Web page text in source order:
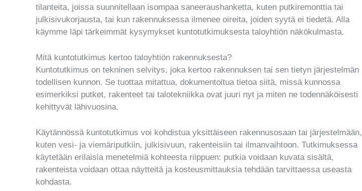
tilanteita, joissa suunnitellaan isompaa saneeraushanketta, kuten putkiremonttia tai
julkisivukorjausta, tai kun rakennuksessa ilmenee oireita, joiden syytä ei tiedetä. Alla
käymme läpi tärkeimmät kysymykset kuntotutkimuksesta taloyhtiön näkökulmasta.
Mitä kuntotutkimus kertoo taloyhtiön rakennuksesta?
Kuntotutkimus on tekninen selvitys, joka kertoo rakennuksen tai sen tietyn järjestelmän
todellisen kunnon. Se tuottaa mitattua, dokumentoitua tietoa siitä, missä kunnossa
esimerkiksi putket, rakenteet tai talotekniikka ovat juuri nyt ja miten ne todennäköisesti
kehittyvät lähivuosina.
Käytännössä kuntotutkimus voi kohdistua yksittäiseen rakennusosaan tai järjestelmään,
kuten vesi- ja viemäriputkiin, julkisivuun, rakenteisiin tai ilmanvaihtoon. Tutkimuksessa
käytetään erilaisia menetelmiä kohteesta riippuen: putkia voidaan kuvata sisältä,
rakenteista voidaan ottaa näytteitä ja kosteusmittauksia tehdään tarvittaessa useasta
kohdasta.